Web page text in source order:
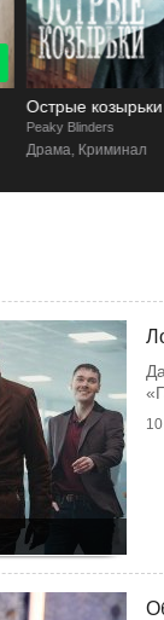
Острые козырьки
Peaky Blinders
Драма, Криминал